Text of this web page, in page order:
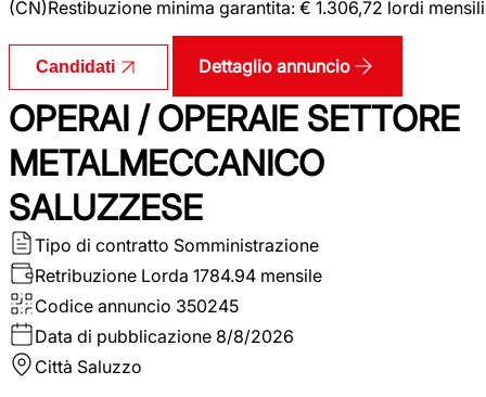
(CN)Restibuzione minima garantita: € 1.306,72 lordi mensili
Candidati Dettaglio annuncio
OPERAI / OPERAIE SETTORE
METALMECCANICO
SALUZZESE
Tipo di contratto Somministrazione
Retribuzione Lorda 1784.94 mensile
Codice annuncio 350245
Data di pubblicazione 8/8/2026
Città Saluzzo